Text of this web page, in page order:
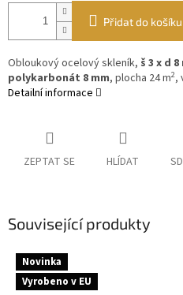
Přidat do košíku
Obloukový ocelový skleník, š 3 x d 8
polykarbonát 8 mm, plocha 24 m2,
Detailní informace
ZEPTAT SE HLÍDAT
Související produkty
Novinka
Vyrobeno v EU